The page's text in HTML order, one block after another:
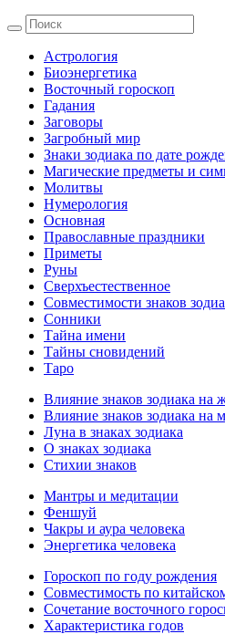
Астрология
Биоэнергетика
Восточный гороскоп
Гадания
Заговоры
Загробный мир
Знаки зодиака по дате
Магические предметы и
Молитвы
Нумерология
Основная
Православные праздники
Приметы
Руны
Сверхъестественное
Совместимости знаков
Сонники
Тайна имени
Тайны сновидений
Таро
Влияние знаков зодиака на
Влияние знаков зодиака на
Луна в знаках зодиака
О знаках зодиака
Стихии знаков
Мантры и медитации
Феншуй
Чакры и аура человека
Энергетика человека
Гороскоп по году рождения
Совместимость по
Сочетание восточного
Характеристика годов